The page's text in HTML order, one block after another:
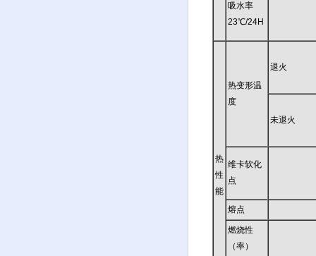
吸水率
23℃/24H
热
性
能
热变形温
度
退火
未退火
维卡软化
点
熔点
燃烧性
（率）